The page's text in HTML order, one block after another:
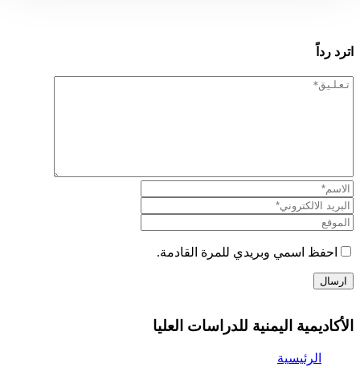
اترد رداً
احفظ اسمي وبريدي للمرة القادمة.
الأكاديمية اليمنية للدراسات العليا
الرئيسية